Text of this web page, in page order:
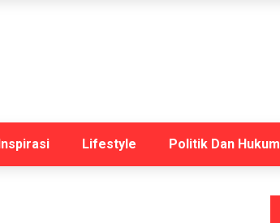
Lifestyle Politik Dan Hukum